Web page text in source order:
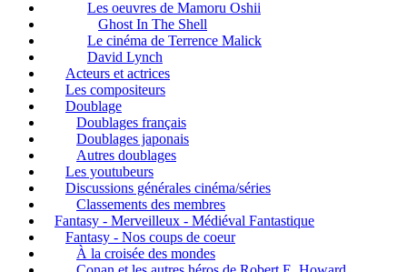
Les oeuvres de Mamoru Oshii
Ghost In The Shell
Le cinéma de Terrence Malick
David Lynch
Acteurs et actrices
Les compositeurs
Doublage
Doublages français
Doublages japonais
Autres doublages
Les youtubeurs
Discussions générales cinéma/séries
Classements des membres
Fantasy - Merveilleux - Médiéval Fantastique
Fantasy - Nos coups de coeur
À la croisée des mondes